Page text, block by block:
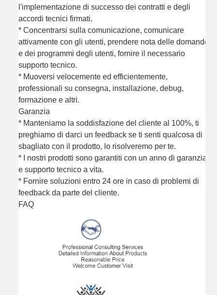
l'implementazione di successo dei contratti e degli
accordi tecnici firmati.
* Concentrarsi sulla comunicazione, comunicare
attivamente con gli utenti, prendere nota delle domande
e dei programmi degli utenti, fornire il necessario
supporto tecnico.
* Muoversi velocemente ed efficientemente,
professionali su consegna, installazione, debug,
formazione e altri.
Garanzia
* Manteniamo la soddisfazione del cliente al 100%, ti
preghiamo di darci un feedback se ti senti qualcosa di
sbagliato con il prodotto, lo risolveremo per te.
* I nostri prodotti sono garantiti con un anno di garanzia
e supporto tecnico a vita.
* Fornire soluzioni entro 24 ore in caso di problemi di
feedback da parte del cliente.
FAQ